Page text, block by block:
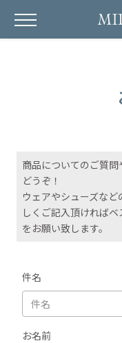
商品についてのご質
どうぞ！
ウェアやシューズな
しくご記入頂ければ
をお願い致します。
件名
お名前